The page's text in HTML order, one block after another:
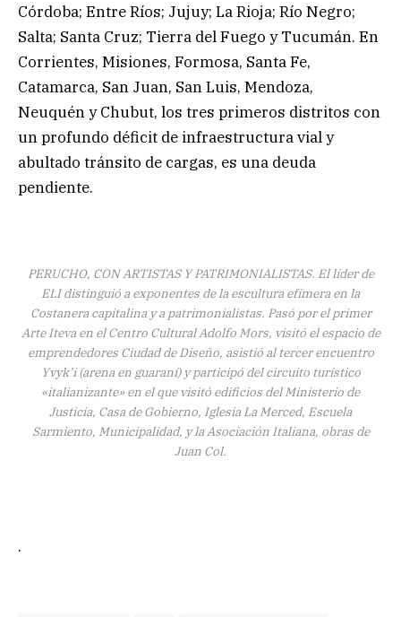
Córdoba; Entre Ríos; Jujuy; La Rioja; Río Negro;
Salta; Santa Cruz; Tierra del Fuego y Tucumán. En
Corrientes, Misiones, Formosa, Santa Fe,
Catamarca, San Juan, San Luis, Mendoza,
Neuquén y Chubut, los tres primeros distritos con
un profundo déficit de infraestructura vial y
abultado tránsito de cargas, es una deuda
pendiente.
PERUCHO, CON ARTISTAS Y PATRIMONIALISTAS. El líder de
ELI distinguió a exponentes de la escultura efímera en la
Costanera capitalina y a patrimonialistas. Pasó por el primer
Arte Iteva en el Centro Cultural Adolfo Mors, visitó el espacio de
emprendedores Ciudad de Diseño, asistió al tercer encuentro
Yvyk’i (arena en guaraní) y participó del circuito turístico
«italianizante» en el que visitó edificios del Ministerio de
Justicia, Casa de Gobierno, Iglesia La Merced, Escuela
Sarmiento, Municipalidad, y la Asociación Italiana, obras de
Juan Col.
.